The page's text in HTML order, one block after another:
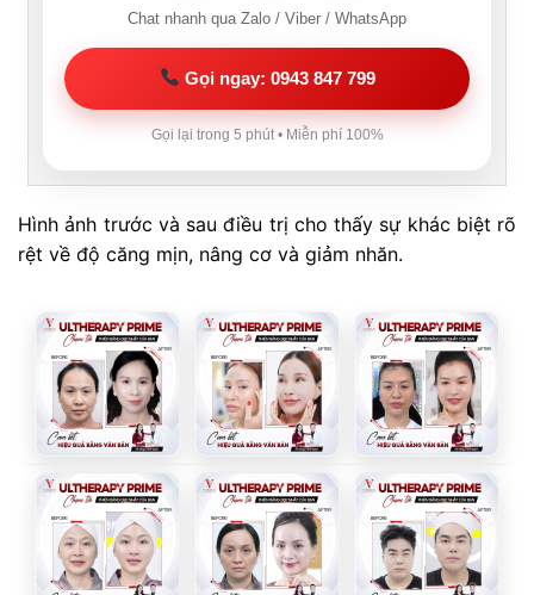
Chat nhanh qua Zalo / Viber / WhatsApp
Gọi ngay: 0943 847 799
Gọi lại trong 5 phút • Miễn phí 100%
Hình ảnh trước và sau điều trị cho thấy sự khác biệt rõ
rệt về độ căng mịn, nâng cơ và giảm nhăn.